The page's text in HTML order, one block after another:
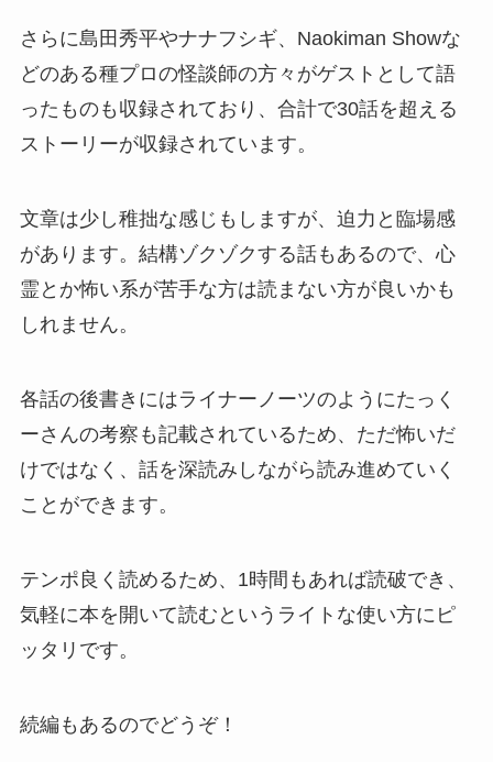
さらに島田秀平やナナフシギ、Naokiman Showな
どのある種プロの怪談師の方々がゲストとして語
ったものも収録されており、合計で30話を超える
ストーリーが収録されています。
文章は少し稚拙な感じもしますが、迫力と臨場感
があります。結構ゾクゾクする話もあるので、心
霊とか怖い系が苦手な方は読まない方が良いかも
しれません。
各話の後書きにはライナーノーツのようにたっく
ーさんの考察も記載されているため、ただ怖いだ
けではなく、話を深読みしながら読み進めていく
ことができます。
テンポ良く読めるため、1時間もあれば読破でき、
気軽に本を開いて読むというライトな使い方にピ
ッタリです。
続編もあるのでどうぞ！